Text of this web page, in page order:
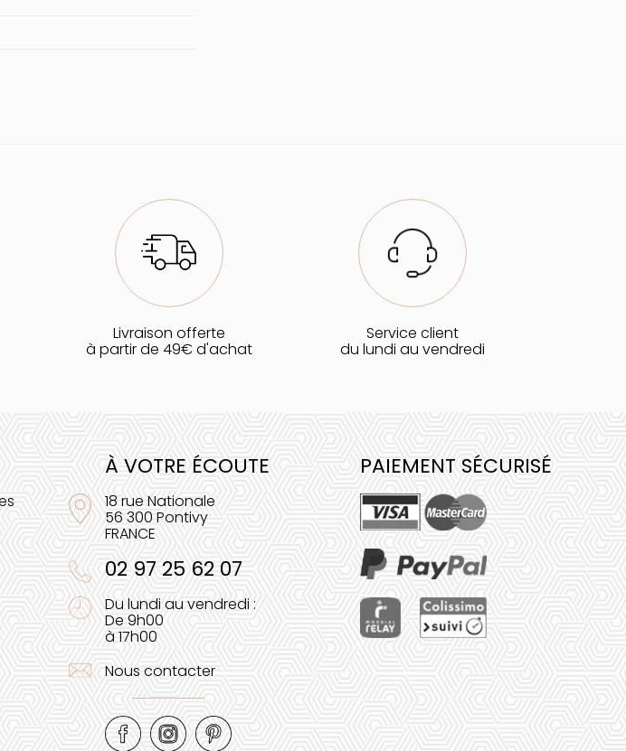
Livraison offerte
à partir de 49€ d'achat
Service client
du lundi au vendredi
À VOTRE ÉCOUTE
18 rue Nationale
56 300 Pontivy
FRANCE
02 97 25 62 07
Du lundi au vendredi :
De 9h00
à 17h00
Nous contacter
PAIEMENT SÉCURISÉ